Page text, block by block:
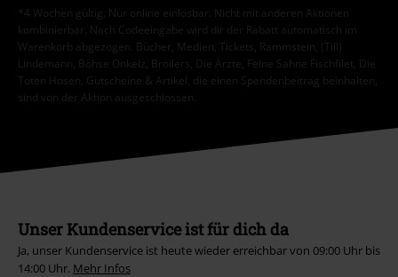
*4 Wochen gültig. Nur online einlösbar. Nicht mit anderen Aktionen
kombinierbar. Nach Codeeingabe wird dir der Rabatt automatisch im
Warenkorb abgezogen. Bücher, Medien, Tickets, Rammstein, (Till)
Lindemann, Böhse Onkelz, Broilers, Die Ärzte, Feine Sahne Fischfilet, Die
Toten Hosen, Gutscheine & Artikel, die einen Spendenbeitrag beinhalten,
sind von der Aktion ausgeschlossen.
Unser Kundenservice ist für dich da
Ja, unser Kundenservice ist heute wieder erreichbar von 09:00 Uhr bis
14:00 Uhr. Mehr Infos